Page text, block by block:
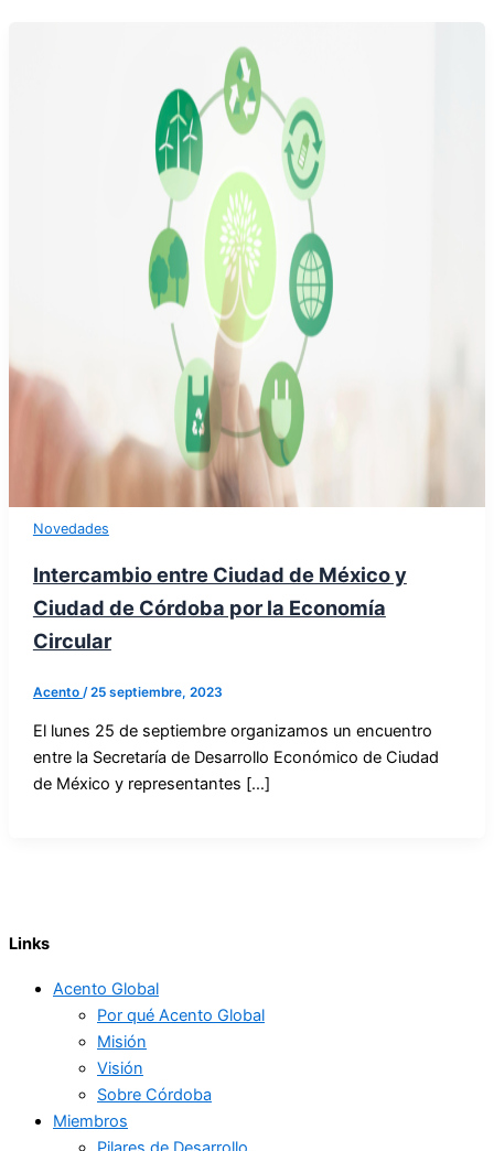
Novedades
Intercambio entre Ciudad de México y
Ciudad de Córdoba por la Economía
Circular
Acento /25 septiembre, 2023
El lunes 25 de septiembre organizamos un encuentro
entre la Secretaría de Desarrollo Económico de Ciudad
de México y representantes […]
Links
Acento Global
Por qué Acento Global
Misión
Visión
Sobre Córdoba
Miembros